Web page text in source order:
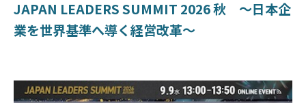
JAPAN LEADERS SUMMIT 2026 秋 〜日本企
業を世界基準へ導く経営改革〜